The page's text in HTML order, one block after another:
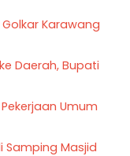
Golkar Karawang
Daerah, Bupati
Umum
Samping Masjid